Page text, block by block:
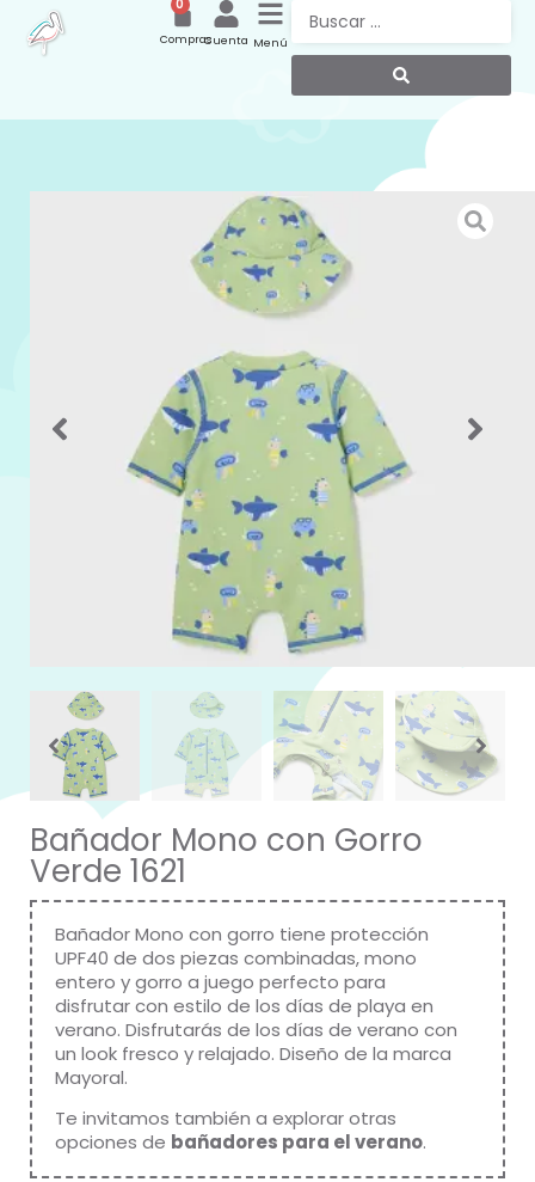
Menú
Cuenta
0
Compras
Bañador Mono con Gorro
Verde 1621
Bañador Mono con gorro tiene protección
UPF40 de dos piezas combinadas, mono
entero y gorro a juego perfecto para
disfrutar con estilo de los días de playa en
verano. Disfrutarás de los días de verano con
un look fresco y relajado. Diseño de la marca
Mayoral.
Te invitamos también a explorar otras
opciones de bañadores para el verano.